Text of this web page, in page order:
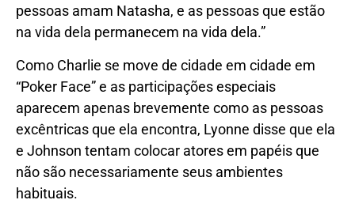
pessoas amam Natasha, e as pessoas que estão
na vida dela permanecem na vida dela.”
Como Charlie se move de cidade em cidade em
“Poker Face” e as participações especiais
aparecem apenas brevemente como as pessoas
excêntricas que ela encontra, Lyonne disse que ela
e Johnson tentam colocar atores em papéis que
não são necessariamente seus ambientes
habituais.